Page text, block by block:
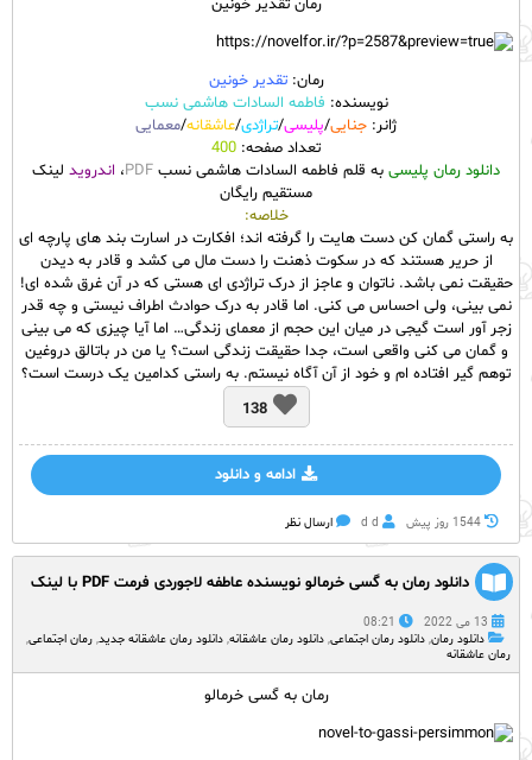
رمان تقدیر خونین
رمان:تقدیر خونین
نویسنده: فاطمه السادات هاشمی نسب
ژانر: جنایی/پلیسی/تراژدی/عاشقانه/معمایی
تعداد صفحه: 400
دانلود رمان پلیسی به قلم فاطمه السادات هاشمی نسب PDF، اندروید لینک
مستقیم رایگان
خلاصه:
به راستی گمان کن دست هایت را گرفته اند؛ افکارت در اسارت بند های پارچه ای
از حریر هستند که در سکوت ذهنت را دست مال می کشد و قادر به دیدن
حقیقت نمی باشد. ناتوان و عاجز از درک تراژدی ای هستی که در آن غرق شده ای!
نمی بینی، ولی احساس می کنی. اما قادر به درک حوادث اطراف نیستی و چه قدر
زجر آور است گیجی در میان این حجم از معمای زندگی… اما آیا چیزی که می بینی
و گمان می کنی واقعی است، جدا حقیقت زندگی است؟ یا من در باتالق دروغین
توهم گیر افتاده ام و خود از آن آگاه نیستم. به راستی کدامین یک درست است؟
138
ادامه و دانلود
1544 روز پيش d d ارسال نظر
دانلود رمان به گسی خرمالو نویسنده عاطفه لاجوردی فرمت PDF با لینک
13 می 2022
08:21
دانلود رمان, دانلود رمان اجتماعی, دانلود رمان عاشقانه, دانلود رمان عاشقانه جدید, رمان اجتماعی,
رمان عاشقانه
رمان به گسی خرمالو